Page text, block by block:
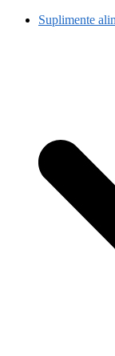
Suplimente